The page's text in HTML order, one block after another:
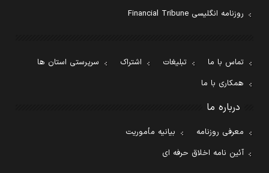
روزنامه انگلیسی Financial Tribune
تماس با ما تبلیغات اشتراک
سرپرستی استان ها
همکاری با ما
درباره ما
معرفی روزنامه
بیانیه مأموریت
آئین نامه اخلاق حرفه ای